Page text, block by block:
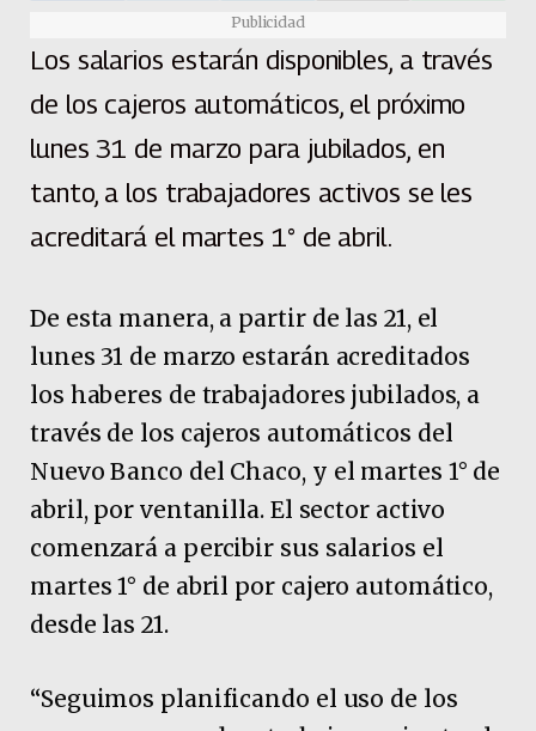
Publicidad
Los salarios estarán disponibles, a través
de los cajeros automáticos, el próximo
lunes 31 de marzo para jubilados, en
tanto, a los trabajadores activos se les
acreditará el martes 1° de abril.
De esta manera, a partir de las 21, el
lunes 31 de marzo estarán acreditados
los haberes de trabajadores jubilados, a
través de los cajeros automáticos del
Nuevo Banco del Chaco, y el martes 1° de
abril, por ventanilla. El sector activo
comenzará a percibir sus salarios el
martes 1° de abril por cajero automático,
desde las 21.
“Seguimos planificando el uso de los